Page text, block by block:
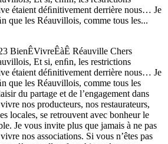
étaient déﬁnitivement derrière nous… Je
que les Réauvillois, comme tous les...
BienÊVivreÊàÊ Réauville Chers
Et si, enﬁn, les restrictions
étaient déﬁnitivement derrière nous… Je
que les Réauvillois, comme tous les
du partage et de l’engagement dans
nos producteurs, nos restaurateurs,
locales, se retrouvent avec bonheur le
Je vous invite plus que jamais à ne pas
nos associations. Si vous n’êtes pas